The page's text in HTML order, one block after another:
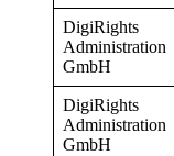
DigiRights
Administration
GmbH
DigiRights
Administration
GmbH